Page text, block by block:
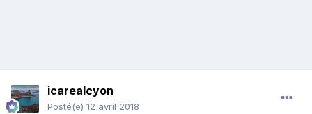
icarealcyon
Posté(e) 12 avril 2018